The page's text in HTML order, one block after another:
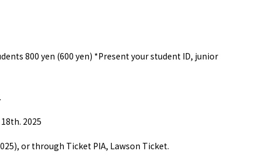
800 yen (600 yen) *Present your student ID, junior
2025
or through Ticket PIA, Lawson Ticket.